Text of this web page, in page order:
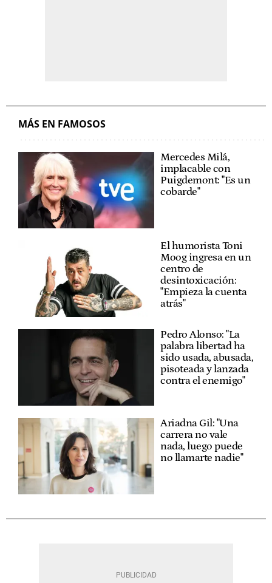
MÁS EN FAMOSOS
Mercedes Milá,
implacable con
Puigdemont: "Es un
cobarde"
El humorista Toni
Moog ingresa en un
centro de
desintoxicación:
"Empieza la cuenta
atrás"
Pedro Alonso: "La
palabra libertad ha
sido usada, abusada,
pisoteada y lanzada
contra el enemigo"
Ariadna Gil: "Una
carrera no vale
nada, luego puede
no llamarte nadie"